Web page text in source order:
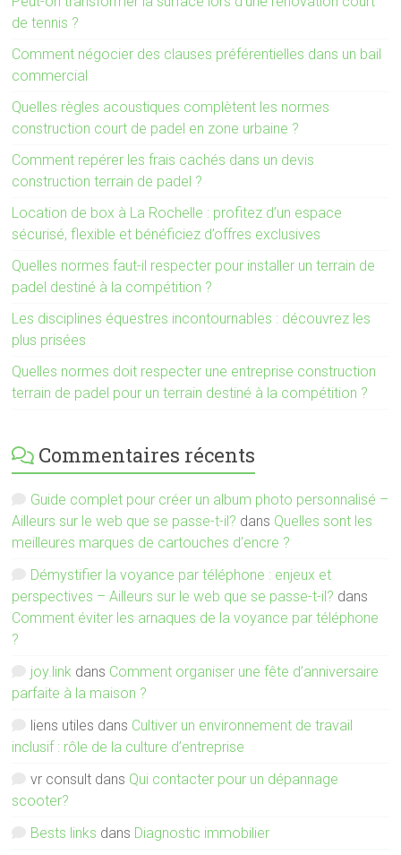
de tennis ?
Comment négocier des clauses préférentielles dans un bail
commercial
Quelles règles acoustiques complètent les normes
construction court de padel en zone urbaine ?
Comment repérer les frais cachés dans un devis
construction terrain de padel ?
Location de box à La Rochelle : profitez d’un espace
sécurisé, flexible et bénéficiez d’offres exclusives
Quelles normes faut-il respecter pour installer un terrain de
padel destiné à la compétition ?
Les disciplines équestres incontournables : découvrez les
plus prisées
Quelles normes doit respecter une entreprise construction
terrain de padel pour un terrain destiné à la compétition ?
Commentaires récents
Guide complet pour créer un album photo personnalisé –
Ailleurs sur le web que se passe-t-il? dans Quelles sont les
meilleures marques de cartouches d’encre ?
Démystifier la voyance par téléphone : enjeux et
perspectives – Ailleurs sur le web que se passe-t-il? dans
Comment éviter les arnaques de la voyance par téléphone
?
joy.link dans Comment organiser une fête d’anniversaire
parfaite à la maison ?
liens utiles dans Cultiver un environnement de travail
inclusif : rôle de la culture d’entreprise
vr consult dans Qui contacter pour un dépannage
scooter?
Bests links dans Diagnostic immobilier